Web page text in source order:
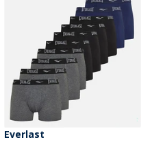
Everlast